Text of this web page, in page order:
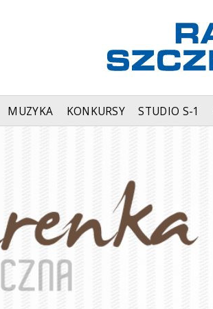
MUZYKA KONKURSY STUDIO S-1